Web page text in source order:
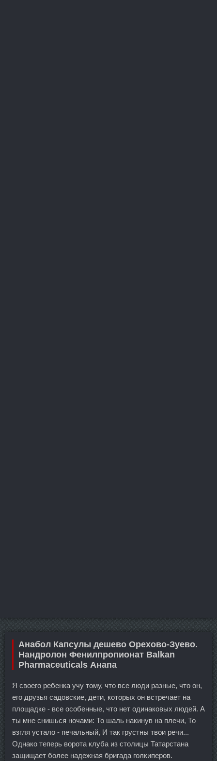
Анабол Капсулы дешево Орехово-Зуево.
Нандролон Фенилпропионат Balkan
Pharmaceuticals Анапа
Я своего ребенка учу тому, что все люди разные, что он,
его друзья садовские, дети, которых он встречает на
площадке - все особенные, что нет одинаковых людей. А
ты мне снишься ночами: То шаль накинув на плечи, То
взгля устало - печальный, И так грустны твои речи...
Однако теперь ворота клуба из столицы Татарстана
защищает более надежная бригада голкиперов.